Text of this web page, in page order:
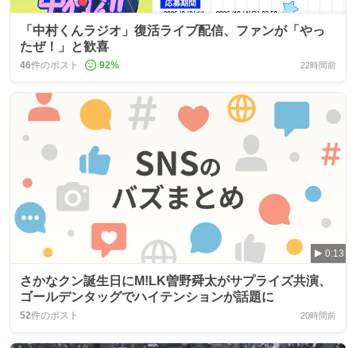
「中村くんラジオ」復活ライブ配信、ファンが「やっ
たぜ！」と歓喜
46件のポスト 92% 22時間前
0:13
さかなクン誕生日にM!LK曽野舜太がサプライズ共演、
ゴールデンタッグでハイテンションが話題に
52件のポスト 20時間前